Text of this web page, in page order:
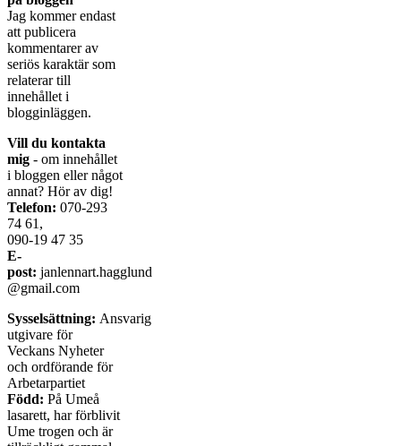
Jag kommer endast
att publicera
kommentarer av
seriös karaktär som
relaterar till
innehållet i
blogginläggen.
Vill du kontakta
mig - om innehållet
i bloggen eller något
annat? Hör av dig!
Telefon: 070-293
74 61,
090-19 47 35
E-
post: janlennart.hagglund
@gmail.com
Sysselsättning: Ansvarig
utgivare för
Veckans Nyheter
och ordförande för
Arbetarpartiet
Född: På Umeå
lasarett, har förblivit
Ume trogen och är